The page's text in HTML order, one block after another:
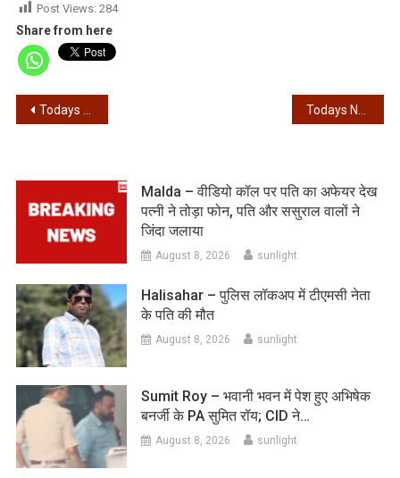
Post Views: 284
Share from here
Post
Todays News – 28/02/2026 – आज की खबरें Todays News – 01/03/2026 – आज की खबरें
Malda – वीडियो कॉल पर पति का अफेयर देख
पत्नी ने तोड़ा फोन, पति और ससुराल वालों ने
जिंदा जलाया
August 8, 2026 sunlight
Halisahar – पुलिस लॉकअप में टीएमसी नेता
के पति की मौत
August 8, 2026 sunlight
Sumit Roy – भवानी भवन में पेश हुए अभिषेक
बनर्जी के PA सुमित रॉय; CID ने…
August 8, 2026 sunlight